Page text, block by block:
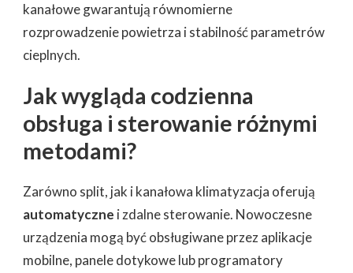
kanałowe gwarantują równomierne
rozprowadzenie powietrza i stabilność parametrów
cieplnych.
Jak wygląda codzienna
obsługa i sterowanie różnymi
metodami?
Zarówno split, jak i kanałowa klimatyzacja oferują
automatyczne i zdalne sterowanie. Nowoczesne
urządzenia mogą być obsługiwane przez aplikacje
mobilne, panele dotykowe lub programatory